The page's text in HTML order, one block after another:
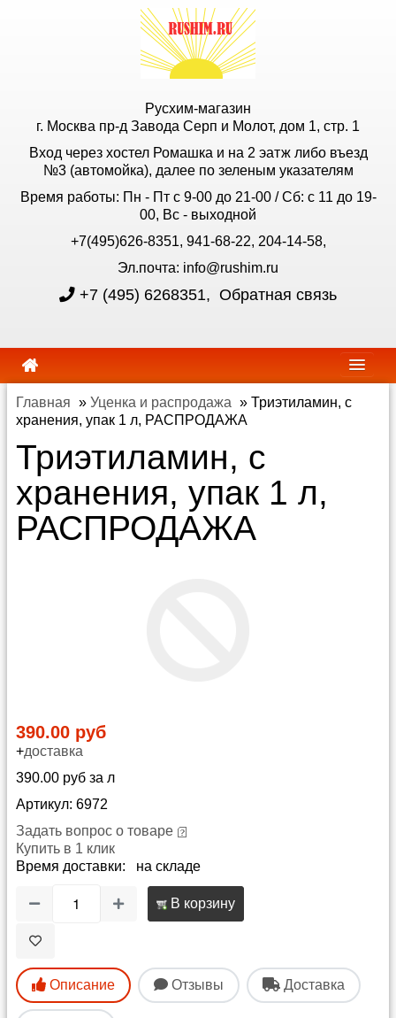
Русхим-магазин
г. Москва пр-д Завода Серп и Молот, дом 1, стр. 1
Вход через хостел Ромашка и на 2 эатж либо въезд
№3 (автомойка), далее по зеленым указателям
Время работы: Пн - Пт с 9-00 до 21-00 / Сб: с 11 до 19-
00, Вс - выходной
+7(495)626-8351, 941-68-22, 204-14-58,
Эл.почта: info@rushim.ru
+7 (495) 6268351, Обратная связь
Главная » Уценка и распродажа » Триэтиламин, с
хранения, упак 1 л, РАСПРОДАЖА
Триэтиламин, с
хранения, упак 1 л,
РАСПРОДАЖА
390.00 руб
+доставка
390.00 руб за л
Артикул: 6972
Задать вопрос о товаре
Купить в 1 клик
Время доставки: на складе
В корзину
Описание Отзывы Доставка